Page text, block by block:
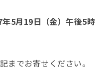
5月19日（金）午後5時
までお寄せください。